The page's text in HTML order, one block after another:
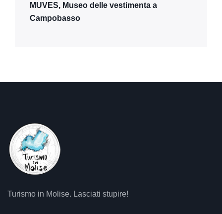
MUVES, Museo delle vestimenta a
Campobasso
Turismo in Molise. Lasciati stupire!